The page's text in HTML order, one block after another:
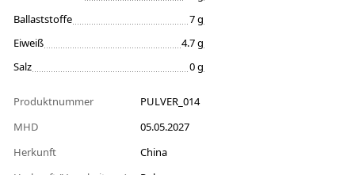
Ballaststoffe
7 g
Eiweiß
4.7 g
Salz
0 g
Produktnummer
PULVER_014
MHD
05.05.2027
Herkunft
China